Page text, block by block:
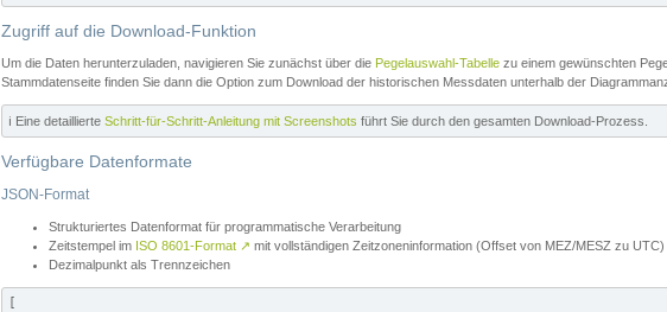
Zugriff auf die Download-Funktion
Um die Daten herunterzuladen, navigieren Sie zunächst über die Pegelauswahl-Tabelle zu einem gewünschten
Stammdatenseite finden Sie dann die Option zum Download der historischen Messdaten unterhalb der
ℹ️ Eine detaillierte Schritt-für-Schritt-Anleitung mit Screenshots führt Sie durch den gesamten Download-Prozess.
Verfügbare Datenformate
JSON-Format
Strukturiertes Datenformat für programmatische Verarbeitung
Zeitstempel im ISO 8601-Format ↗ mit vollständigen Zeitzoneninformation (Offset von MEZ/MESZ zu UTC)
Dezimalpunkt als Trennzeichen
[